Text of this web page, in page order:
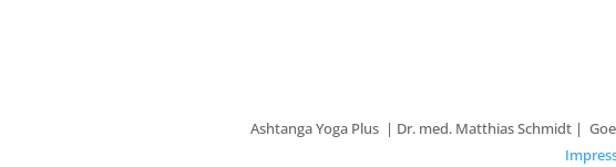
Ashtanga Yoga Plus | Dr. med. Matthias Schmidt |